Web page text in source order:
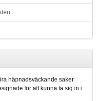
häpnadsväckande saker
för att kunna ta sig in i